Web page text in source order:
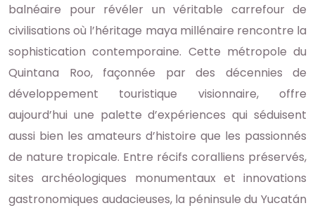
balnéaire pour révéler un véritable carrefour de
civilisations où l’héritage maya millénaire rencontre la
sophistication contemporaine. Cette métropole du
Quintana Roo, façonnée par des décennies de
développement touristique visionnaire, offre
aujourd’hui une palette d’expériences qui séduisent
aussi bien les amateurs d’histoire que les passionnés
de nature tropicale. Entre récifs coralliens préservés,
sites archéologiques monumentaux et innovations
gastronomiques audacieuses, la péninsule du Yucatán